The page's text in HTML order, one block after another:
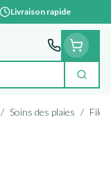
Livraison rapide
/ Soins des plaies /